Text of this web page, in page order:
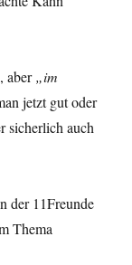
aber„im
jetzt gut oder
sicherlich auch
der 11Freunde
Thema